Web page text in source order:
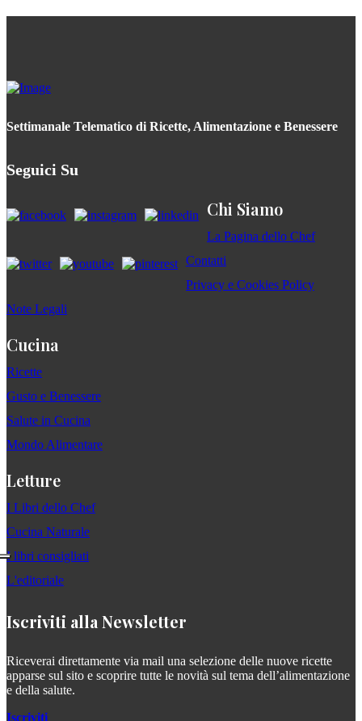
Settimanale Telematico di Ricette, Alimentazione e Benessere
Seguici Su
Chi Siamo
La Pagina dello Chef
Contatti
Privacy e Cookies Policy
Note Legali
Cucina
Ricette
Gusto e Benessere
Salute in Cucina
Mondo Alimentare
Letture
I Libri dello Chef
Cucina Naturale
I libri consigliati
L'editoriale
Iscriviti alla Newsletter
Riceverai direttamente via mail una selezione delle nuove ricette
apparse sul sito e scoprire tutte le novità sul tema dell’alimentazione
e della salute.
Iscriviti